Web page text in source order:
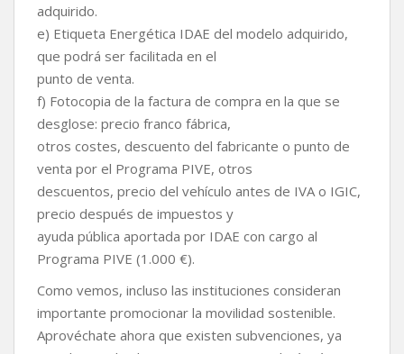
adquirido.
e) Etiqueta Energética IDAE del modelo adquirido,
que podrá ser facilitada en el
punto de venta.
f) Fotocopia de la factura de compra en la que se
desglose: precio franco fábrica,
otros costes, descuento del fabricante o punto de
venta por el Programa PIVE, otros
descuentos, precio del vehículo antes de IVA o IGIC,
precio después de impuestos y
ayuda pública aportada por IDAE con cargo al
Programa PIVE (1.000 €).
Como vemos, incluso las instituciones consideran
importante promocionar la movilidad sostenible.
Aprovéchate ahora que existen subvenciones, ya